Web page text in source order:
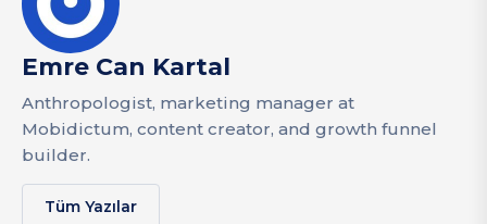
Emre Can Kartal
Anthropologist, marketing manager at
Mobidictum, content creator, and growth funnel
builder.
Tüm Yazılar